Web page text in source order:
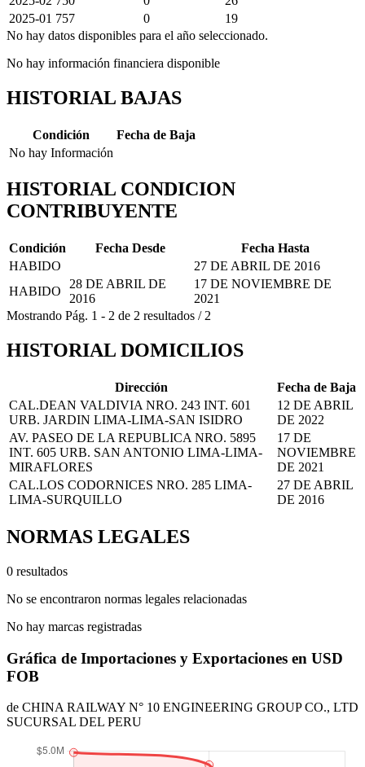
2025-01 757 0
19
No hay datos disponibles para el año seleccionado.
No hay información financiera disponible
HISTORIAL BAJAS
Condición
Fecha de Baja
No hay Información
HISTORIAL CONDICION
CONTRIBUYENTE
Condición Fecha Desde
Fecha Hasta
HABIDO
27 DE ABRIL DE 2016
HABIDO
28 DE ABRIL DE
2016
17 DE NOVIEMBRE DE
2021
Mostrando Pág. 1 - 2 de 2 resultados / 2
HISTORIAL DOMICILIOS
Dirección
Fecha de Baja
CAL.DEAN VALDIVIA NRO. 243 INT. 601
URB. JARDIN LIMA-LIMA-SAN ISIDRO
12 DE ABRIL
DE 2022
AV. PASEO DE LA REPUBLICA NRO. 5895
INT. 605 URB. SAN ANTONIO LIMA-LIMA-
MIRAFLORES
17 DE
NOVIEMBRE
DE 2021
CAL.LOS CODORNICES NRO. 285 LIMA-
LIMA-SURQUILLO
27 DE ABRIL
DE 2016
NORMAS LEGALES
0 resultados
No se encontraron normas legales relacionadas
No hay marcas registradas
Gráfica de Importaciones y Exportaciones en USD
FOB
de CHINA RAILWAY N° 10 ENGINEERING GROUP CO., LTD
SUCURSAL DEL PERU